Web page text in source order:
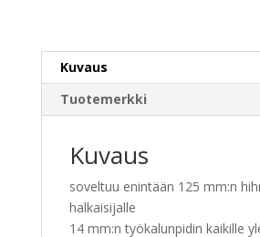
Kuvaus
Tuotemerkki
Kuvaus
soveltuu enintään 125 mm:n
halkaisijalle
14 mm:n työkalunpidin kaikille